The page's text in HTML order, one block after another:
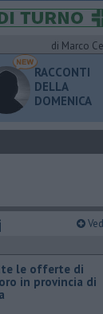
di Marco
RACCONTI
DELLA
DOMENICA
le offerte di
in provincia di